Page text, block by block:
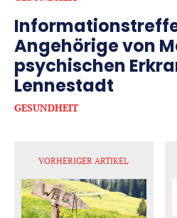
Angehörige von
psychischen
Lennestadt
GESUNDHEIT
VORHERIGER ARTIKEL